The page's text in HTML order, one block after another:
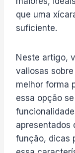
que uma
suficiente.
Neste artigo,
valiosas
melhor forma
essa opção
apresentados
função, dicas